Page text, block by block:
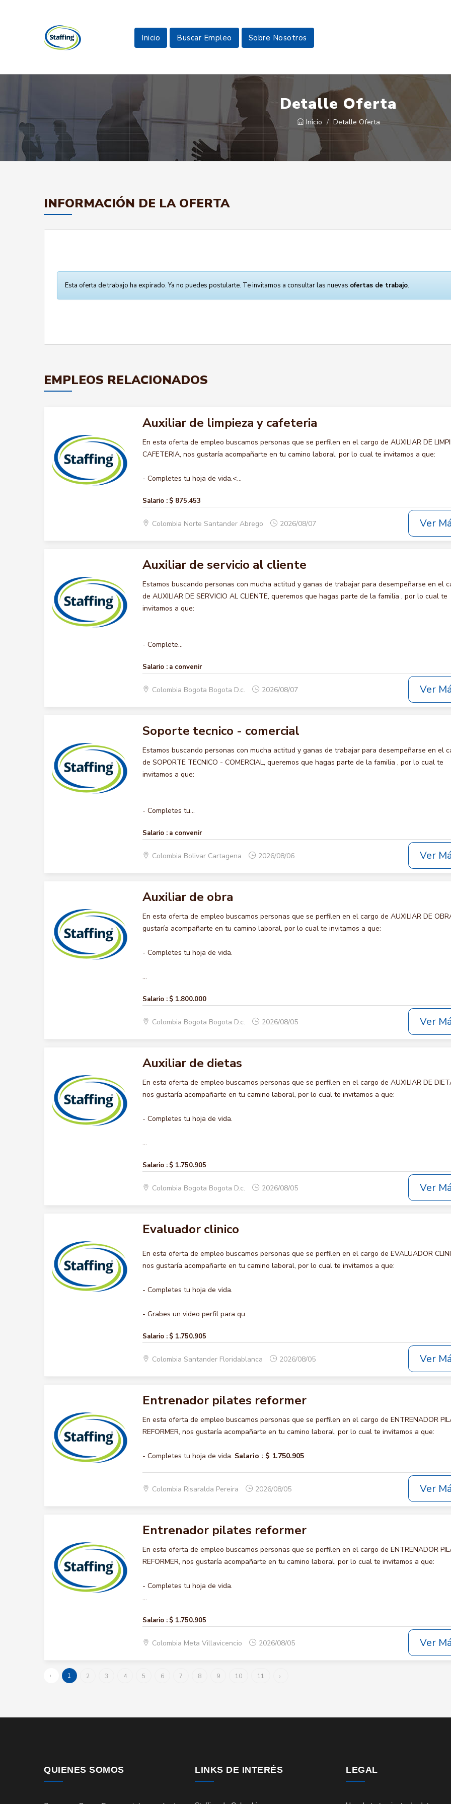
Inicio Buscar Empleo Sobre Nosotros
Detalle Oferta
Inicio Detalle Oferta
INFORMACIÓN DE LA OFERTA
Esta oferta de trabajo ha expirado. Ya no puedes postularte. Te invitamos a consultar las nuevas ofertas de trabajo.
EMPLEOS RELACIONADOS
Auxiliar de limpieza y cafeteria
En esta oferta de empleo buscamos personas que se perfilen en el cargo de AUXILIAR DE
CAFETERIA, nos gustaría acompañarte en tu camino laboral, por lo cual te invitamos a que:
- Completes tu hoja de vida.<...
Salario : $ 875.453
Colombia Norte Santander Abrego 2026/08/07 Ver
Auxiliar de servicio al cliente
Estamos buscando personas con mucha actitud y ganas de trabajar para desempeñarse en el
de AUXILIAR DE SERVICIO AL CLIENTE, queremos que hagas parte de la familia , por lo cual te
invitamos a que:
- Complete...
Salario : a convenir
Colombia Bogota Bogota D.c. 2026/08/07 Ver
Soporte tecnico - comercial
Estamos buscando personas con mucha actitud y ganas de trabajar para desempeñarse en el
de SOPORTE TECNICO - COMERCIAL, queremos que hagas parte de la familia , por lo cual te
invitamos a que:
- Completes tu...
Salario : a convenir
Colombia Bolivar Cartagena 2026/08/06 Ver
Auxiliar de obra
En esta oferta de empleo buscamos personas que se perfilen en el cargo de AUXILIAR DE
gustaría acompañarte en tu camino laboral, por lo cual te invitamos a que:
- Completes tu hoja de vida.
...
Salario : $ 1.800.000
Colombia Bogota Bogota D.c. 2026/08/05 Ver
Auxiliar de dietas
En esta oferta de empleo buscamos personas que se perfilen en el cargo de AUXILIAR DE
nos gustaría acompañarte en tu camino laboral, por lo cual te invitamos a que:
- Completes tu hoja de vida.
...
Salario : $ 1.750.905
Colombia Bogota Bogota D.c. 2026/08/05 Ver
Evaluador clinico
En esta oferta de empleo buscamos personas que se perfilen en el cargo de EVALUADOR
nos gustaría acompañarte en tu camino laboral, por lo cual te invitamos a que:
- Completes tu hoja de vida.
- Grabes un video perfil para qu...
Salario : $ 1.750.905
Colombia Santander Floridablanca 2026/08/05 Ver
Entrenador pilates reformer
En esta oferta de empleo buscamos personas que se perfilen en el cargo de ENTRENADOR
REFORMER, nos gustaría acompañarte en tu camino laboral, por lo cual te invitamos a que:
- Completes tu hoja de vida. Salario : $ 1.750.905
Colombia Risaralda Pereira 2026/08/05 Ver
Entrenador pilates reformer
En esta oferta de empleo buscamos personas que se perfilen en el cargo de ENTRENADOR
REFORMER, nos gustaría acompañarte en tu camino laboral, por lo cual te invitamos a que:
- Completes tu hoja de vida.
...
Salario : $ 1.750.905
Colombia Meta Villavicencio 2026/08/05 Ver
‹ 1 2 3 4 5 6 7 8 9 10 11 ›
QUIENES SOMOS LINKS DE INTERÉS LEGAL